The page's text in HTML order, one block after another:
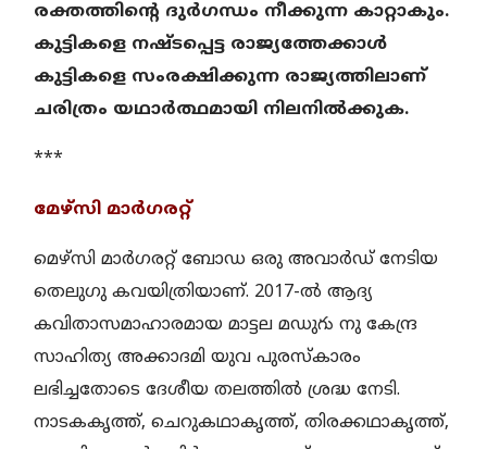
രക്തത്തിന്റെ ദുർഗന്ധം നീക്കുന്ന കാറ്റാകും.
കുട്ടികളെ നഷ്ടപ്പെട്ട രാജ്യത്തേക്കാൾ
കുട്ടികളെ സംരക്ഷിക്കുന്ന രാജ്യത്തിലാണ്
ചരിത്രം യഥാർത്ഥമായി നിലനിൽക്കുക.
***
മേഴ്‌സി മാർഗരറ്റ്
മെഴ്‌സി മാർഗരറ്റ് ബോഡ ഒരു അവാർഡ് നേടിയ
തെലുഗു കവയിത്രിയാണ്. 2017-ൽ ആദ്യ
കവിതാസമാഹാരമായ മാട്ടല മഡുగు നു കേന്ദ്ര
സാഹിത്യ അക്കാദമി യുവ പുരസ്കാരം
ലഭിച്ചതോടെ ദേശീയ തലത്തിൽ ശ്രദ്ധ നേടി.
നാടകകൃത്ത്, ചെറുകഥാകൃത്ത്, തിരക്കഥാകൃത്ത്,